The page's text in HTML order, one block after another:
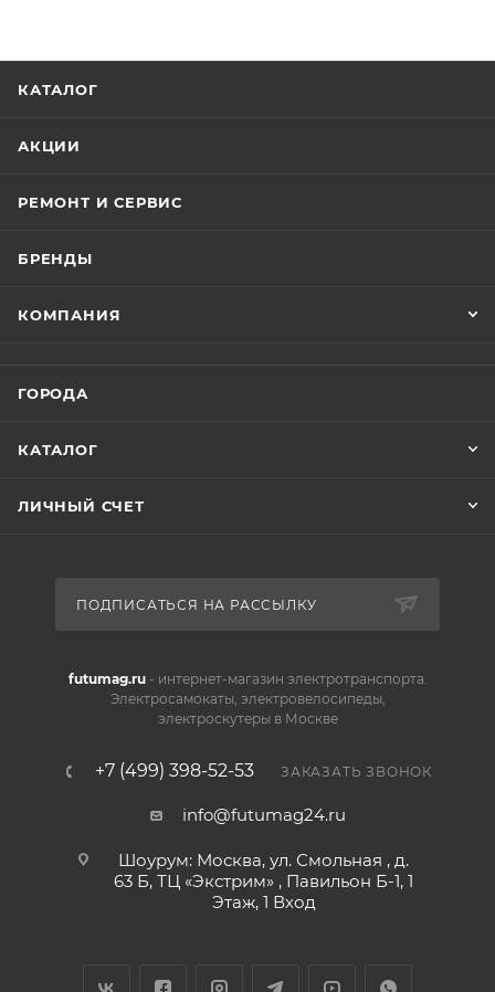
КАТАЛОГ
АКЦИИ
РЕМОНТ И СЕРВИС
БРЕНДЫ
КОМПАНИЯ
ГОРОДА
КАТАЛОГ
ЛИЧНЫЙ СЧЕТ
ПОДПИСАТЬСЯ НА РАССЫЛКУ
futumag.ru- интернет-магазин электротранспорта.
Электросамокаты, электровелосипеды,
электроскутеры в Москве
+7 (499) 398-52-53 ЗАКАЗАТЬ ЗВОНОК
info@futumag24.ru
Шоурум: Москва, ул. Смольная , д.
63 Б, ТЦ «Экстрим» , Павильон Б-1, 1
Этаж, 1 Вход